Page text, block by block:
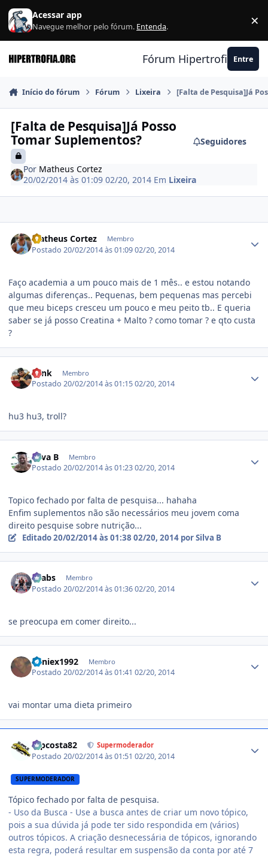
Ir para conteúdo
Acessar app
Navegue melhor pelo fórum. Entenda. ×
Fórum Hipertrofia.org
Entre
Início do fórum Fórum Lixeira [Falta de Pesquisa]Já
[Falta de Pesquisa]Já Posso
Tomar Suplementos?
Seguidores
Por Matheus Cortez
20/02/2014 às 01:0902/20, 2014 Em Lixeira
Matheus Cortez Membro
Postado20/02/2014 às 01:0902/20, 2014
Faço academia a um pouco mais de 1 mês.. e estou notando
algumas diferenças.. Pequenas, bem pequenas mas percebi
que meu biceps cresceu um pouco e meu peito tb.. E queria
saber se já posso Creatina + Malto ? como tomar ? e qto custa
?
L1nk Membro
Postado20/02/2014 às 01:1502/20, 2014
hu3 hu3, troll?
Silva B Membro
Postado20/02/2014 às 01:2302/20, 2014
Topico fechado por falta de pesquisa... hahaha
Enfim suplementos não são necessários meu jovem coma
direito pesquise sobre nutrição...
Editado20/02/2014 às 01:38 02/20, 2014 por Silva B
Faabs Membro
Postado20/02/2014 às 01:3602/20, 2014
se preocupa em comer direito...
daniex1992 Membro
Postado20/02/2014 às 01:4102/20, 2014
vai montar uma dieta primeiro
mpcosta82 Supermoderador
Postado20/02/2014 às 01:5102/20, 2014
SUPERMODERADOR
Tópico fechado por falta de pesquisa.
- Uso da Busca - Use a busca antes de criar um novo tópico,
pois a sua dúvida já pode ter sido respondida em (vários)
outros tópicos. A criação desnecessária de tópicos, ignorando
esta regra, poderá resultar em suspensão da conta por até 7